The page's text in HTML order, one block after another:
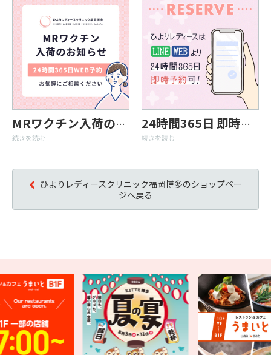
MRワクチン入荷のお知らせ
続きを読む
24時間365日 即時予約が可能な婦人科
続きを読む
ひよりレディースクリニック福岡博多のショップペー
ジへ戻る